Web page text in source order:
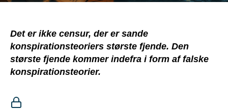
Det er ikke censur, der er sande
konspirationsteoriers største fjende. Den
største fjende kommer indefra i form af falske
konspirationsteorier.